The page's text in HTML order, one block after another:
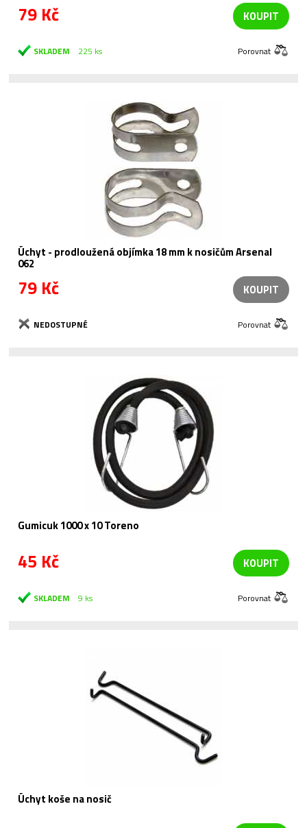
79 Kč KOUPIT
SKLADEM 225 ks Porovnat
Úchyt - prodloužená objímka 18 mm k nosičům Arsenal
062
79 Kč KOUPIT
NEDOSTUPNÉ Porovnat
Gumicuk 1000 x 10 Toreno
45 Kč KOUPIT
SKLADEM 9 ks Porovnat
Úchyt koše na nosič